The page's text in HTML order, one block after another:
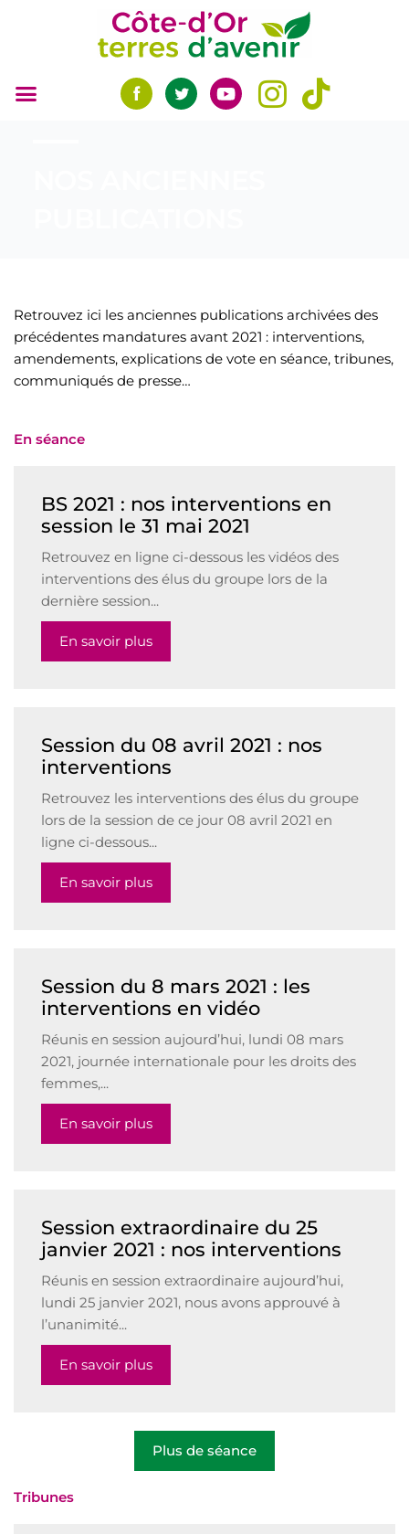
Retrouvez ici les anciennes publications archivées des
précédentes mandatures avant 2021 : interventions,
amendements, explications de vote en séance, tribunes,
communiqués de presse…
En séance
BS 2021 : nos interventions en
session le 31 mai 2021
Retrouvez en ligne ci-dessous les vidéos des
interventions des élus du groupe lors de la
dernière session...
En savoir plus
Session du 08 avril 2021 : nos
interventions
Retrouvez les interventions des élus du groupe
lors de la session de ce jour 08 avril 2021 en
ligne ci-dessous...
En savoir plus
Session du 8 mars 2021 : les
interventions en vidéo
Réunis en session aujourd’hui, lundi 08 mars
2021, journée internationale pour les droits des
femmes,...
En savoir plus
Session extraordinaire du 25
janvier 2021 : nos interventions
Réunis en session extraordinaire aujourd’hui,
lundi 25 janvier 2021, nous avons approuvé à
l’unanimité...
En savoir plus
Plus de séance
Tribunes